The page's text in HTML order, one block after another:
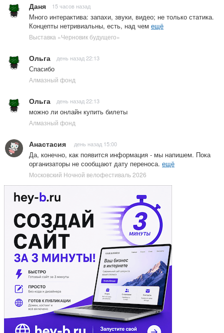
Даня 15 часов назад
Много интерактива: запахи, звуки, видео; не только статика.
Концепты нетривиальны, есть, над чем ещё
Выставка «Черновик будущего»
Ольга день назад 22:13
Спасибо
Алмазный фонд
Ольга день назад 22:13
можно ли онлайн купить билеты
Алмазный фонд
Анастасия день назад 15:00
Да, конечно, как появится информация - мы напишем. Пока
организаторы не сообщают дату переноса. ещё
Московский Ночной велофестиваль 2026